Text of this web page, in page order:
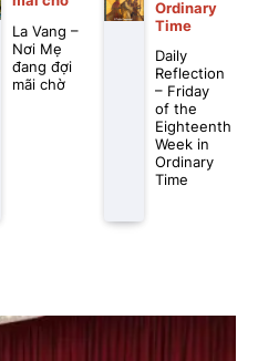
La Vang –
Nơi Mẹ
đang đợi
mãi chờ
Ordinary
Time
Daily
Reflection
– Friday
of the
Eighteenth
Week in
Ordinary
Time